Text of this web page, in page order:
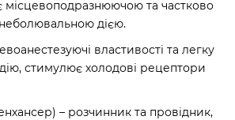
місцевоподразнюючою та частково
дією.
властивості та легку
стимулює холодові рецептори
– розчинник та провідник,